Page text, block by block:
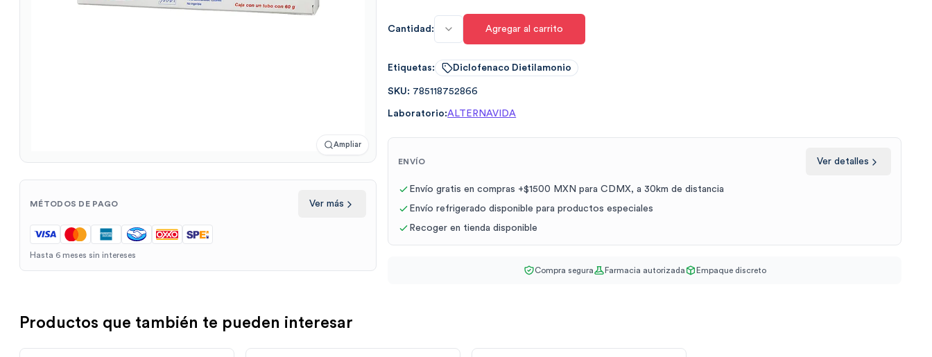
Ampliar
MÉTODOS DE PAGO Ver más
Hasta 6 meses sin intereses
Cantidad: Agregar al carrito
Etiquetas: Diclofenaco Dietilamonio
SKU: 785118752866
Laboratorio:ALTERNAVIDA
ENVÍO Ver detalles
Envío gratis en compras +$1500 MXN para CDMX, a 30km de distancia
Envío refrigerado disponible para productos especiales
Recoger en tienda disponible
Compra segura Farmacia autorizada Empaque discreto
Productos que también te pueden interesar